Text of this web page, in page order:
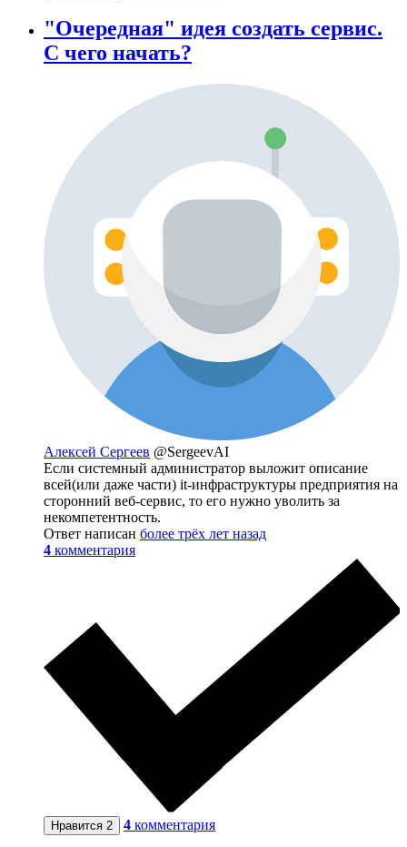
"Очередная" идея создать сервис.
С чего начать?
Алексей Сергеев @SergeevAI
Если системный администратор выложит описание
всей(или даже части) it-инфраструктуры предприятия на
сторонний веб-сервис, то его нужно уволить за
некомпетентность.
Ответ написан более трёх лет назад
4 комментария
Нравится 2 4 комментария